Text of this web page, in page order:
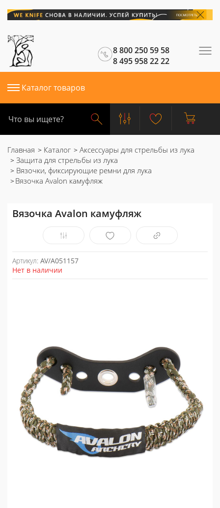
8 800 250 59 58
8 495 958 22 22
Каталог товаров
Главная Каталог
Аксессуары для стрельбы из лука
Защита для стрельбы из лука
Вязочки, фиксирующие ремни для лука
Вязочка Avalon камуфляж
Вязочка Avalon камуфляж
Артикул: AV/A051157
Нет в наличии